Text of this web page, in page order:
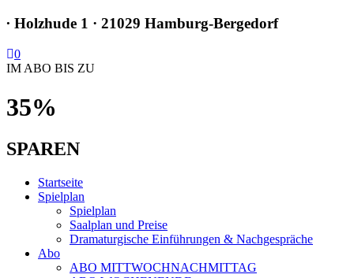
∙ Holzhude 1 · 21029 Hamburg-Bergedorf
0
IM ABO BIS ZU
35%
SPAREN
Startseite
Spielplan
Spielplan
Saalplan und Preise
Dramaturgische Einführungen & Nachgespräche
Abo
ABO MITTWOCHNACHMITTAG